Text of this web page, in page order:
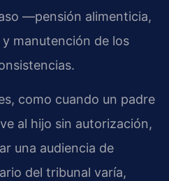
—pensión alimenticia,
manutención de los
como cuando un padre
al hijo sin autorización,
una audiencia de
del tribunal varía,